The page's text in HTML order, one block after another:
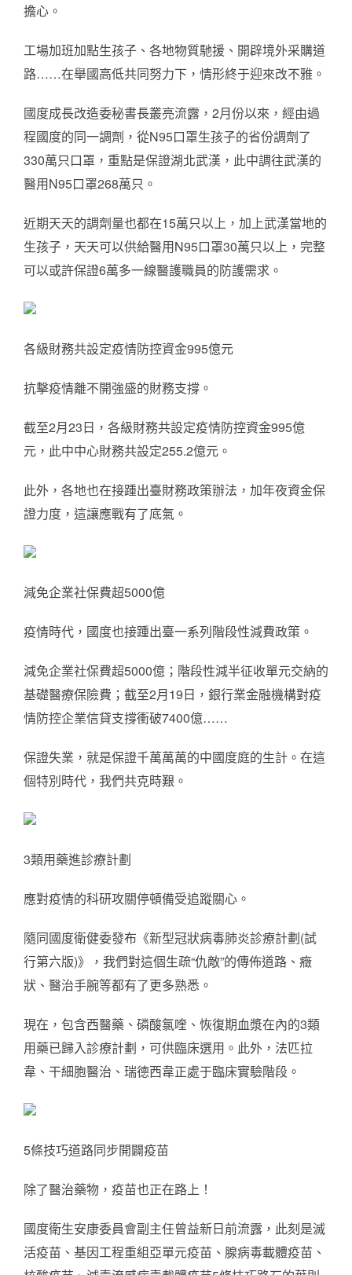
擔心。
工場加班加點生孩子、各地物質馳援、開辟境外采購道
路……在舉國高低共同努力下，情形終于迎來改不雅。
國度成長改造委秘書長叢亮流露，2月份以來，經由過
程國度的同一調劑，從N95口罩生孩子的省份調劑了
330萬只口罩，重點是保證湖北武漢，此中調往武漢的
醫用N95口罩268萬只。
近期天天的調劑量也都在15萬只以上，加上武漢當地的
生孩子，天天可以供給醫用N95口罩30萬只以上，完整
可以或許保證6萬多一線醫護職員的防護需求。
各級財務共設定疫情防控資金995億元
抗擊疫情離不開強盛的財務支撐。
截至2月23日，各級財務共設定疫情防控資金995億
元，此中中心財務共設定255.2億元。
此外，各地也在接踵出臺財務政策辦法，加年夜資金保
證力度，這讓應戰有了底氣。
減免企業社保費超5000億
疫情時代，國度也接踵出臺一系列階段性減費政策。
減免企業社保費超5000億；階段性減半征收單元交納的
基礎醫療保險費；截至2月19日，銀行業金融機構對疫
情防控企業信貸支撐衝破7400億……
保證失業，就是保證千萬萬萬的中國度庭的生計。在這
個特別時代，我們共克時艱。
3類用藥進診療計劃
應對疫情的科研攻關停頓備受追蹤關心。
隨同國度衛健委發布《新型冠狀病毒肺炎診療計劃(試
行第六版)》，我們對這個生疏“仇敵”的傳佈道路、癥
狀、醫治手腕等都有了更多熟悉。
現在，包含西醫藥、磷酸氯喹、恢復期血漿在內的3類
用藥已歸入診療計劃，可供臨床選用。此外，法匹拉
韋、干細胞醫治、瑞德西韋正處于臨床實驗階段。
5條技巧道路同步開闢疫苗
除了醫治藥物，疫苗也正在路上！
國度衛生安康委員會副主任曾益新日前流露，此刻是滅
活疫苗、基因工程重組亞單元疫苗、腺病毒載體疫苗、